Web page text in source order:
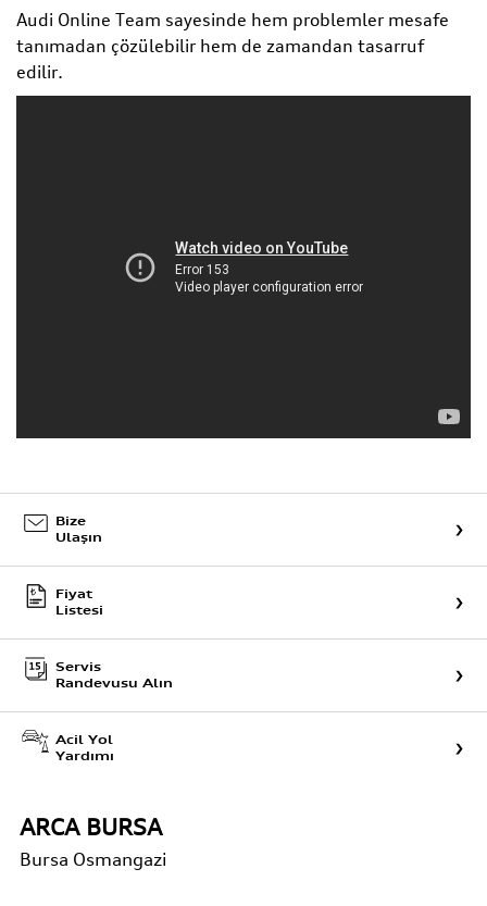
Audi Online Team sayesinde hem problemler mesafe
tanımadan çözülebilir hem de zamandan tasarruf
edilir.
Bize
Ulaşın
Fiyat
Listesi
Servis
Randevusu Alın
Acil Yol
Yardımı
ARCA BURSA
Bursa Osmangazi